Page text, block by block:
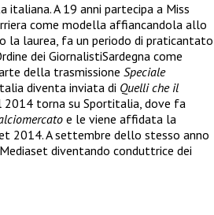
italiana. A 19 anni partecipa a Miss
come modella affiancandola allo
la laurea, fa un periodo di praticantato
dei GiornalistiSardegna come
della trasmissione Speciale
diventa inviata di Quelli che il
2014 torna su Sportitalia, dove fa
e le viene affidata la
2014. A settembre dello stesso anno
diventando conduttrice dei